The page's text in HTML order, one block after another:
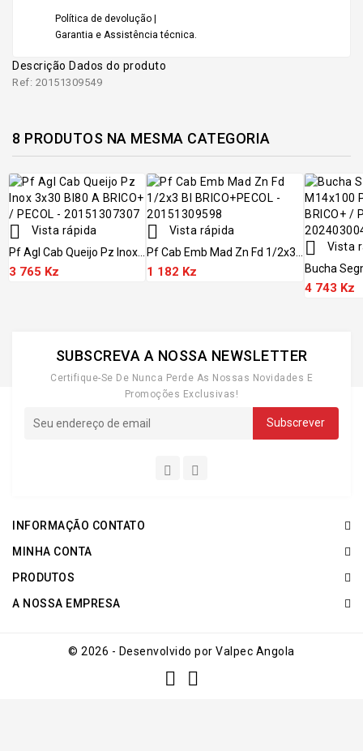
Política de devolução |
Garantia e Assistência técnica.
Descrição Dados do produto
Ref: 20151309549
8 PRODUTOS NA MESMA CATEGORIA

Vista rápida
Pf Agl Cab Queijo Pz Inox...
3 765 Kz

Vista rápida
Pf Cab Emb Mad Zn Fd 1/2x3...
1 182 Kz

Vista
Bucha
4 743 Kz
SUBSCREVA A NOSSA NEWSLETTER
Certifique-Se De Nunca Perde As Nossas Novidades E
Promoções Exclusivas!
INFORMAÇÃO CONTATO
MINHA CONTA
PRODUTOS
A NOSSA EMPRESA
© 2026 - Desenvolvido por Valpec Angola